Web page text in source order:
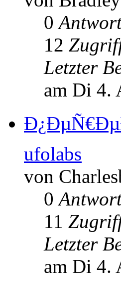
0
12
Letzter
am Di 4.
ufolabs
von
0
11
Letzter
am Di 4.